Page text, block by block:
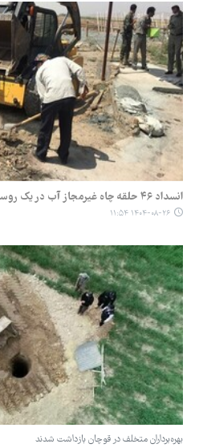
انسداد ۴۶ حلقه چاه غیرمجاز آب در یک روستای بجنورد
۱۴۰۴-۰۸-۲۶ ۱۱:۵۴
بهره‌برداران متخلف در قوچان بازداشت شدند